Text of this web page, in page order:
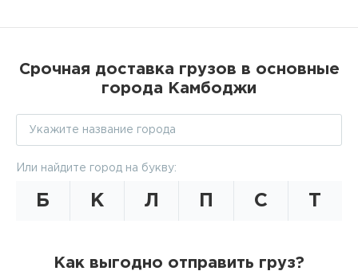
Срочная доставка грузов в основные
города Камбоджи
Или найдите город на букву:
Б К Л П С Т
Как выгодно отправить груз?